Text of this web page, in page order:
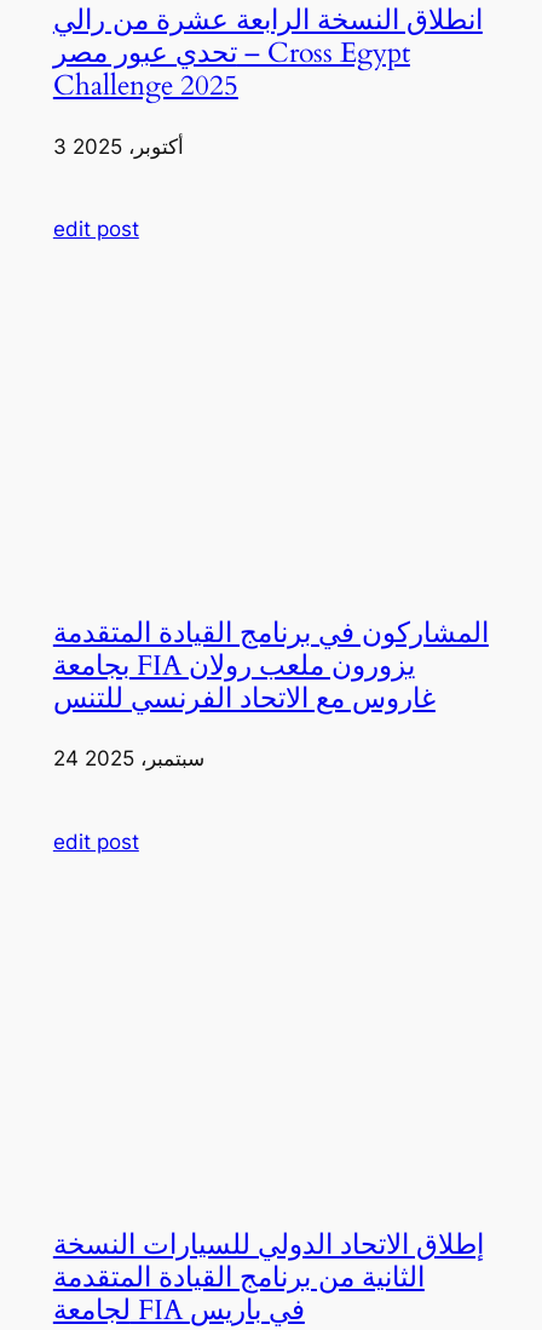
انطلاق النسخة الرابعة عشرة من رالي
تحدي عبور مصر – Cross Egypt
Challenge 2025
3 أكتوبر، 2025
edit post
المشاركون في برنامج القيادة المتقدمة
بجامعة FIA يزورون ملعب رولان
غاروس مع الاتحاد الفرنسي للتنس
24 سبتمبر، 2025
edit post
إطلاق الاتحاد الدولي للسيارات النسخة
الثانية من برنامج القيادة المتقدمة
لجامعة FIA في باريس